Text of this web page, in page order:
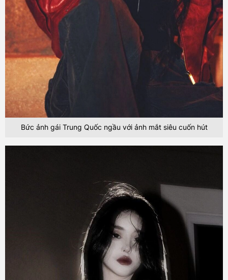
Bức ảnh gái Trung Quốc ngầu với ảnh mắt siêu cuốn hút